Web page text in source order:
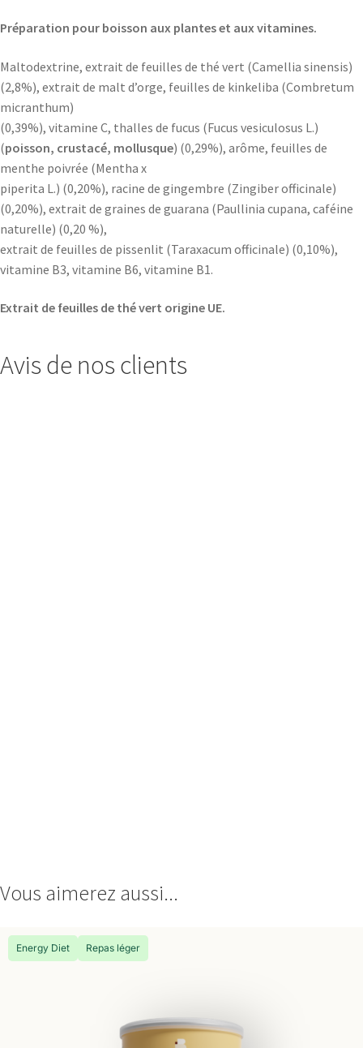
Préparation pour boisson aux plantes et aux vitamines.
Maltodextrine, extrait de feuilles de thé vert (Camellia sinensis)
(2,8%), extrait de malt d’orge, feuilles de kinkeliba (Combretum
micranthum)
(0,39%), vitamine C, thalles de fucus (Fucus vesiculosus L.)
(poisson, crustacé, mollusque) (0,29%), arôme, feuilles de
menthe poivrée (Mentha x
piperita L.) (0,20%), racine de gingembre (Zingiber officinale)
(0,20%), extrait de graines de guarana (Paullinia cupana, caféine
naturelle) (0,20 %),
extrait de feuilles de pissenlit (Taraxacum officinale) (0,10%),
vitamine B3, vitamine B6, vitamine B1.
Extrait de feuilles de thé vert origine UE.
Avis de nos clients
Vous aimerez aussi...
Energy Diet Repas léger